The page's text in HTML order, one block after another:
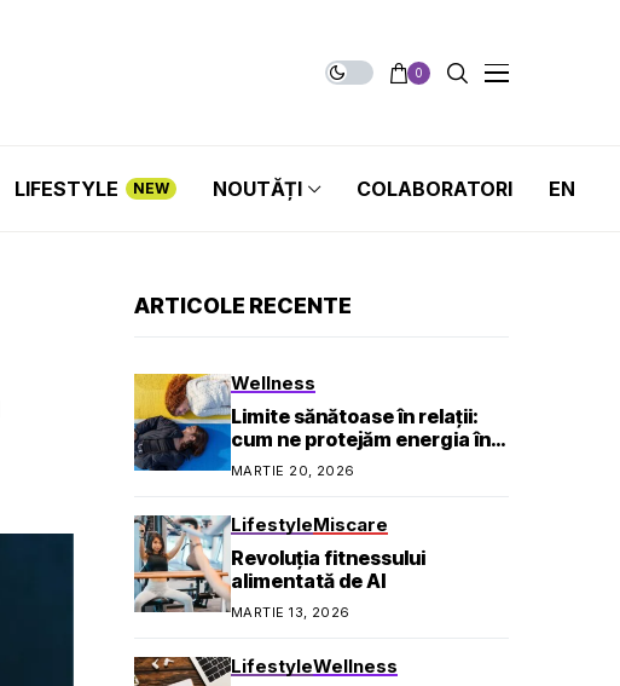
0
LIFESTYLE NEW NOUTĂȚI COLABORATORI EN
ARTICOLE RECENTE
Wellness
Limite sănătoase în relații:
cum ne protejăm energia în
viața socială și profesională
MARTIE 20, 2026
LifestyleMiscare
Revoluția fitnessului
alimentată de AI
MARTIE 13, 2026
LifestyleWellness